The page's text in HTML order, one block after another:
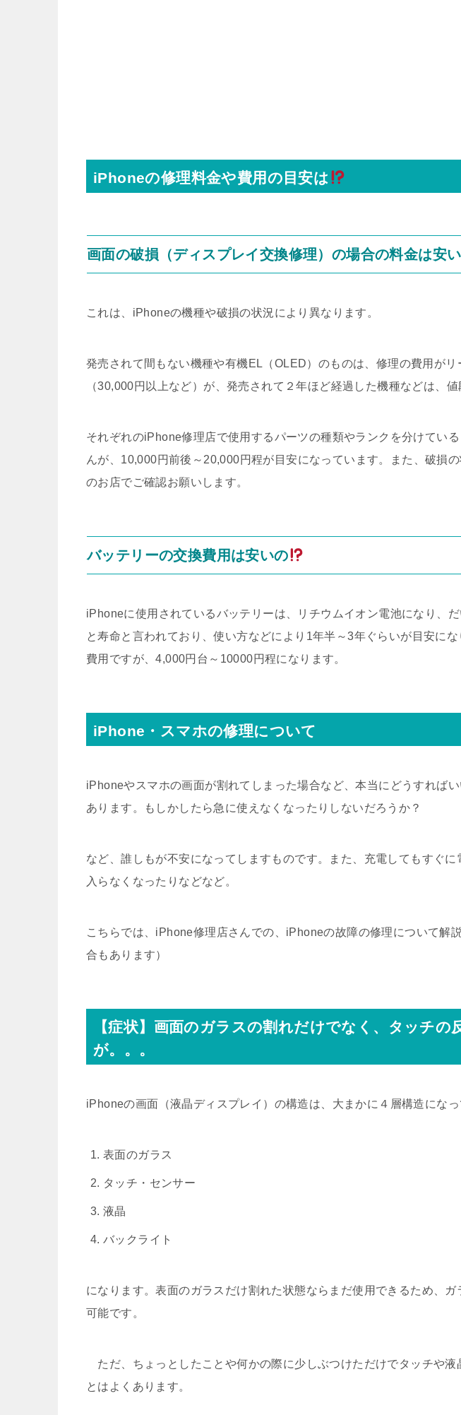
iPhoneの修理料金や費用の目安は
画面の破損（ディスプレイ交換修理）の場合の料金は安
これは、iPhoneの機種や破損の状況により異なります。
発売されて間もない機種や有機EL（OLED）のものは、修理の費用が
（30,000円以上など）が、発売されて２年ほど経過した機種などは、値
それぞれのiPhone修理店で使用するパーツの種類やランクを分けてい
んが、10,000円前後～20,000円程が目安になっています。また、破損
のお店でご確認お願いします。
バッテリーの交換費用は安いの
iPhoneに使用されているバッテリーは、リチウムイオン電池になり、
と寿命と言われており、使い方などにより1年半～3年ぐらいが目安に
費用ですが、4,000円台～10000円程になります。
iPhone・スマホの修理について
iPhoneやスマホの画面が割れてしまった場合など、本当にどうすれば
あります。もしかしたら急に使えなくなったりしないだろうか？
など、誰しもが不安になってしますものです。また、充電してもすぐ
入らなくなったりなどなど。
こちらでは、iPhone修理店さんでの、iPhoneの故障の修理について解
合もあります）
【症状】画面のガラスの割れだけでなく、タッチの
が。。。
iPhoneの画面（液晶ディスプレイ）の構造は、大まかに４層構造になっ
表面のガラス
タッチ・センサー
液晶
バックライト
になります。表面のガラスだけ割れた状態ならまだ使用できるため、
可能です。
ただ、ちょっとしたことや何かの際に少しぶつけただけでタッチや液
とはよくあります。